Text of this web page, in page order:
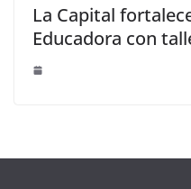
La Capital
Educadora con